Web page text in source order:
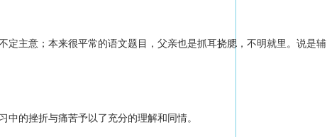
定主意；本来很平常的语文题目，父亲也是抓耳挠腮，不明就里。说是辅
的挫折与痛苦予以了充分的理解和同情。